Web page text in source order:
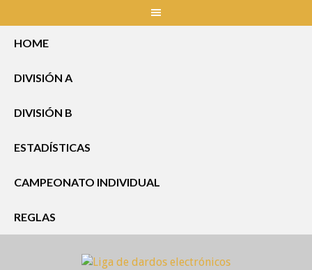
to
content
HOME
DIVISIÓN A
DIVISIÓN B
ESTADÍSTICAS
CAMPEONATO INDIVIDUAL
REGLAS